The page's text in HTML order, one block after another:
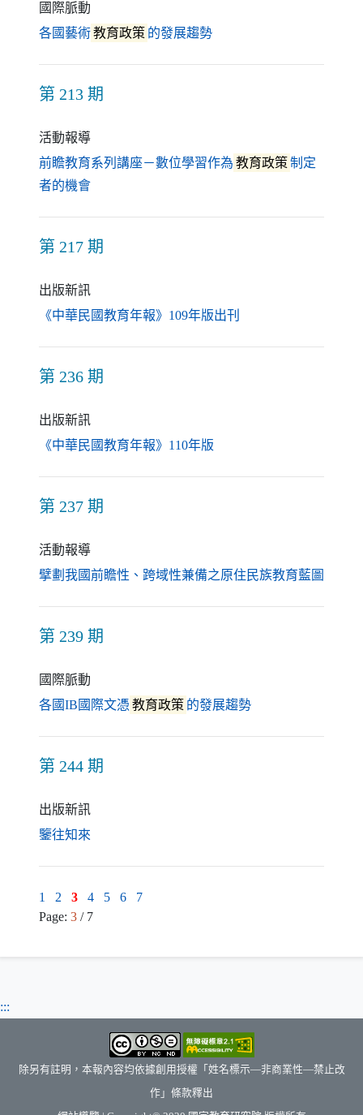
國際脈動
各國藝術教育政策 的發展趨勢（另開新視窗）
第 213 期
活動報導
前瞻教育系列講座－數位學習作為 教育政策 制定
者的機會（另開新視窗）
第 217 期
出版新訊
《中華民國教育年報》109年版出刊
第 236 期
出版新訊
《中華民國教育年報》110年版
第 237 期
活動報導
擘劃我國前瞻性、跨域性兼備之原住民族教育藍圖
第 239 期
國際脈動
各國IB國際文憑 教育政策 的發展趨勢（另開新視窗）
第 244 期
出版新訊
鑒往知來
1 2 3 4 5 6
7
Page: 3 / 7
:::
除另有註明，本報內容均依據創用授權「姓名標示—非商業性—禁止改
作」條款釋出